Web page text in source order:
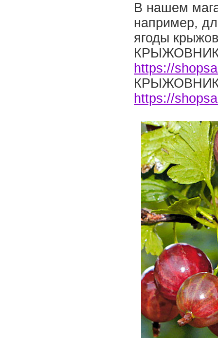
В нашем
например,
ягоды
https://
https://